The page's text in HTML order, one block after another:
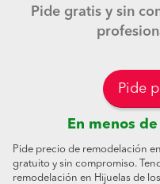
Pide gratis y sin
Pide
En menos
Pide precio de remodelación
gratuito y sin compromiso.
remodelación en Hijuelas de